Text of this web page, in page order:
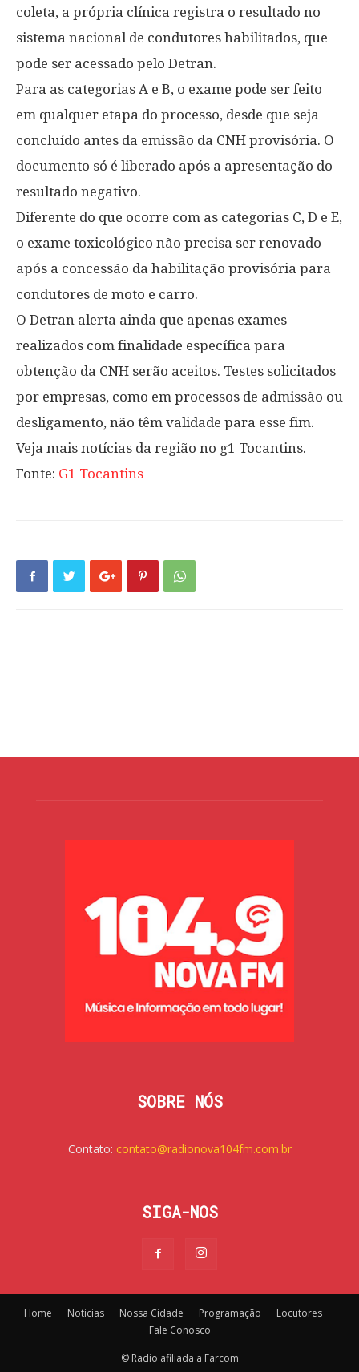
coleta, a própria clínica registra o resultado no
sistema nacional de condutores habilitados, que
pode ser acessado pelo Detran.
Para as categorias A e B, o exame pode ser feito
em qualquer etapa do processo, desde que seja
concluído antes da emissão da CNH provisória. O
documento só é liberado após a apresentação do
resultado negativo.
Diferente do que ocorre com as categorias C, D e E,
o exame toxicológico não precisa ser renovado
após a concessão da habilitação provisória para
condutores de moto e carro.
O Detran alerta ainda que apenas exames
realizados com finalidade específica para
obtenção da CNH serão aceitos. Testes solicitados
por empresas, como em processos de admissão ou
desligamento, não têm validade para esse fim.
Veja mais notícias da região no g1 Tocantins.
Fonte: G1 Tocantins
SOBRE NÓS
Contato: contato@radionova104fm.com.br
SIGA-NOS
Home Noticias Nossa Cidade Programação
Locutores
Fale Conosco
© Radio afiliada a Farcom